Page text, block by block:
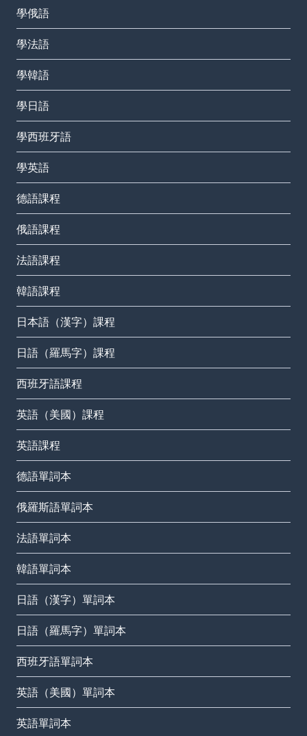
學俄語
學法語
學韓語
學日語
學西班牙語
學英語
德語課程
俄語課程
法語課程
韓語課程
日本語（漢字）課程
日語（羅馬字）課程
西班牙語課程
英語（美國）課程
英語課程
德語單詞本
俄羅斯語單詞本
法語單詞本
韓語單詞本
日語（漢字）單詞本
日語（羅馬字）單詞本
西班牙語單詞本
英語（美國）單詞本
英語單詞本